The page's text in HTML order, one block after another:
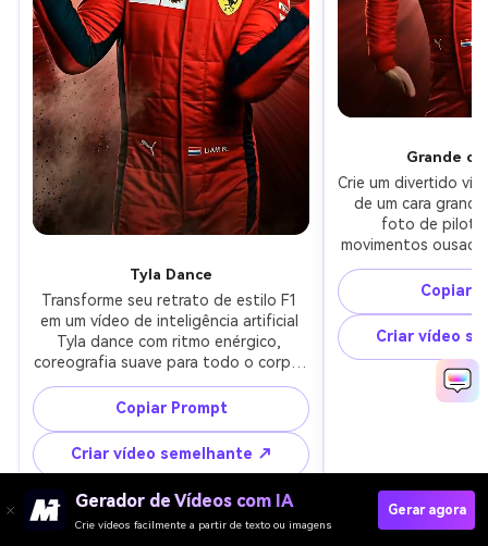
Tyla Dance
Transforme seu retrato de estilo F1
em um vídeo de inteligência artificial
Tyla dance com ritmo enérgico,
coreografia suave para todo o corpo,
movimento dinâmico da câmera,
iluminação nítida de estúdio e uma
Fórmula 1.
Copiar Prompt
Criar vídeo semelhante ↗
Grande
Crie um divertido
de um cara
foto de piloto
movimentos
movimento
confianteCopiar
Criar vídeo
Gerador de Vídeos com IA
Crie vídeos facilmente a partir de texto ou imagens
Gerar agora